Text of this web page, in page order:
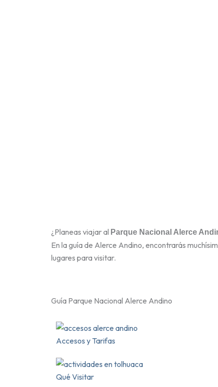
¿Planeas viajar al Parque Nacional Alerce
En la guía de Alerce Andino, encontrarás
lugares para visitar.
Guía Parque Nacional Alerce Andino
Accesos y Tarifas
Qué Visitar